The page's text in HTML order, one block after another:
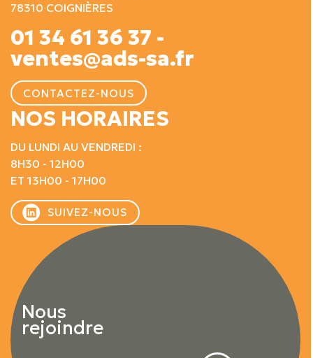
78310 COIGNIÈRES
01 34 61 36 37 -
ventes@ads-sa.fr
CONTACTEZ-NOUS
NOS HORAIRES
DU LUNDI AU VENDREDI :
8H30 - 12H00
ET 13H00 - 17H00
SUIVEZ-NOUS
Nous
rejoindre